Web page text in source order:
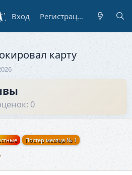
Вход Регистрация
карту
0
Постер месяца № 1